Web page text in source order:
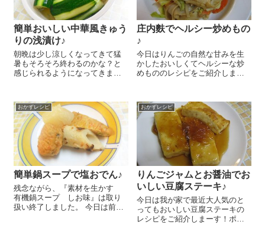
簡単おいしい中華風きゅう
りの浅漬け♪
朝晩は少し涼しくなってきて猛
暑もそろそろ終わるのかな？と
感じられるようになってきまし
きできてさっぱりおいしいきゅ
うりの浅漬けのレシピをご紹介
しまーす😉 漬けておくだけなの
で簡単♪一度...
庄内麩でヘルシー炒めもの
♪
今日はりんごの自然な甘みを生
かしたおいしくてヘルシーな炒
めもののレシピをご紹介しまー
み庄内麩』にまろやかに絡んで
とってもおいしいんですよ～(^-
^)/ にんじん5cmくらいは半...
おかずレシピ
簡単鍋スープで塩おでん♪
残念ながら、『素材を生かす
有機鍋スープ しお味』は取り
扱い終了しました。 今日は前回
おかずレシピ
りんごジャムとお醤油でお
いしい豆腐ステーキ♪
今日は我が家で最近大人気のと
ってもおいしい豆腐ステーキの
レシピをご紹介しまーす！ポイ